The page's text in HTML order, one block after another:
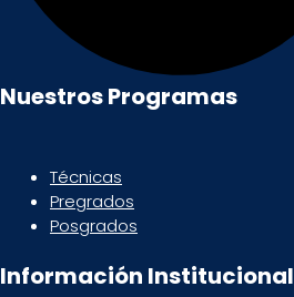
Nuestros Programas
Técnicas
Pregrados
Posgrados
Información Institucional